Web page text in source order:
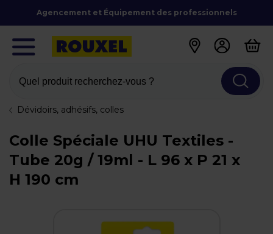
Agencement et Équipement des professionnels
Quel produit recherchez-vous ?
Dévidoirs, adhésifs, colles
Colle Spéciale UHU Textiles -
Tube 20g / 19ml - L 96 x P 21 x
H 190 cm